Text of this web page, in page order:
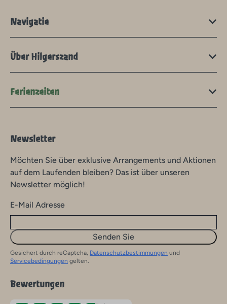
Navigatie
Über Hilgerszand
Ferienzeiten
Newsletter
Möchten Sie über exklusive Arrangements und Aktionen
auf dem Laufenden bleiben? Das ist über unseren
Newsletter möglich!
E-Mail Adresse
Senden Sie
Gesichert durch reCaptcha, Datenschutzbestimmungen und
Servicebedingungen gelten.
Bewertungen